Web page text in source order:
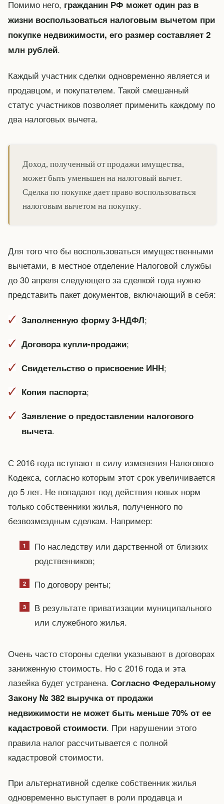
Помимо него, гражданин РФ может один раз в
жизни воспользоваться налоговым вычетом при
покупке недвижимости, его размер составляет 2
млн рублей.
Каждый участник сделки одновременно является и
продавцом, и покупателем. Такой смешанный
статус участников позволяет применить каждому по
два налоговых вычета.
Доход, полученный от продажи имущества,
может быть уменьшен на налоговый вычет.
Сделка по покупке дает право воспользоваться
налоговым вычетом на покупку.
Для того что бы воспользоваться имущественными
вычетами, в местное отделение Налоговой службы
до 30 апреля следующего за сделкой года нужно
представить пакет документов, включающий в себя:
Заполненную форму 3-НДФЛ;
Договора купли-продажи;
Свидетельство о присвоение ИНН;
Копия паспорта;
Заявление о предоставлении налогового
вычета.
С 2016 года вступают в силу изменения Налогового
Кодекса, согласно которым этот срок увеличивается
до 5 лет. Не попадают под действия новых норм
только собственники жилья, полученного по
безвозмездным сделкам. Например:
По наследству или дарственной от близких
родственников;
По договору ренты;
В результате приватизации муниципального
или служебного жилья.
Очень часто стороны сделки указывают в договорах
заниженную стоимость. Но с 2016 года и эта
лазейка будет устранена. Согласно Федеральному
Закону № 382 выручка от продажи
недвижимости не может быть меньше 70% от ее
кадастровой стоимости. При нарушении этого
правила налог рассчитывается с полной
кадастровой стоимости.
При альтернативной сделке собственник жилья
одновременно выступает в роли продавца и